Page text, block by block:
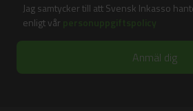
Jag samtycker till att Svensk Inkasso
enligt vår personuppgiftspolicy